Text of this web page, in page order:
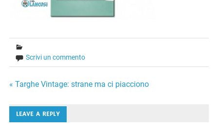
Scrivi un commento
Navigazione
articoli
« Targhe Vintage: strane ma ci piacciono
LEAVE A REPLY